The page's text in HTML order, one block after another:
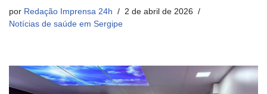
por Redação Imprensa 24h
2 de abril de 2026
Notícias de saúde em Sergipe